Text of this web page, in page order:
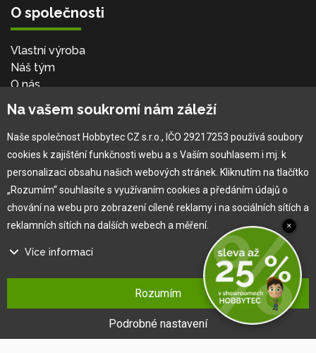
O společnosti
Vlastní výroba
Náš tým
O nás
Pro zákazníka
Obchodní podmínky
Věrnostní program
Jak na reklamaci
Výprodej
Na vašem soukromí nám záleží
Naše společnost Hobbytec CZ s.r.o., IČO 29217253 používá soubory
cookies k zajištění funkčnosti webu a s Vaším souhlasem i mj. k
personalizaci obsahu našich webových stránek. Kliknutím na tlačítko
„Rozumím“ souhlasíte s využívaním cookies a předáním údajů o
chování na webu pro zobrazení cílené reklamy i na sociálních sítích a
reklamních sítích na dalších webech a měření.
Více informací
Na našem webu používáme několik druhů kategorií cookies:
Ty jsou nezbytně nutné pro fungování webu a jeho funkcí, které se
rozhodnete využívat. Bez nich by náš web nefungoval, např. by nebylo
Rozumím
Podrobné nastavení
×